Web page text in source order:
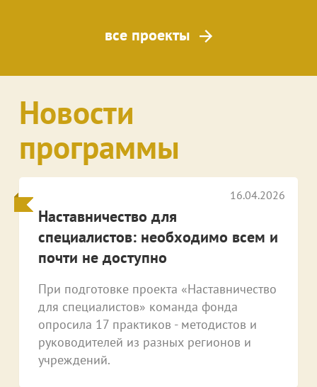
все проекты
Новости
программы
16.04.2026
Наставничество для
специалистов: необходимо всем и
почти не доступно
При подготовке проекта «Наставничество
для специалистов» команда фонда
опросила 17 практиков - методистов и
руководителей из разных регионов и
учреждений.